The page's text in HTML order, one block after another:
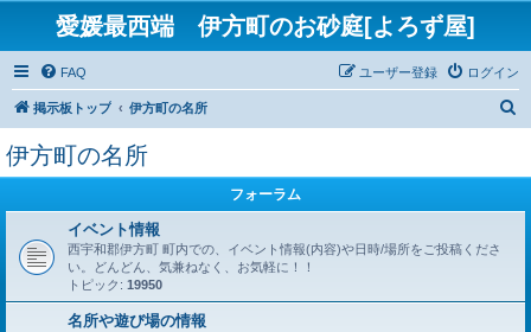
愛媛最西端 伊方町のお砂庭[よろず屋]
FAQ ログイン
ユーザー登録
掲示板トップ 伊方町の名所
伊方町の名所
フォーラム
イベント情報
西宇和郡伊方町 町内での、イベント情報(内容)や日時/場所をご投稿くださ
い。どんどん、気兼ねなく、お気軽に！！
トピック: 19950
名所や遊び場の情報